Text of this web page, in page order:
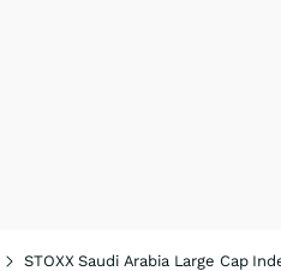
STOXX Saudi Arabia Large Cap